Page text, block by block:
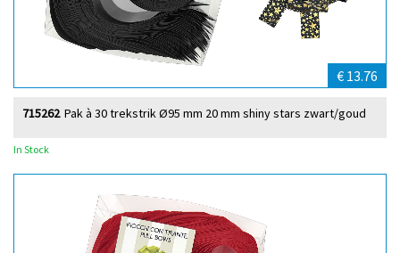
€ 13.76
Pak à 30 trekstrik Ø95 mm 20 mm shiny stars zwart/goud
715262
In Stock